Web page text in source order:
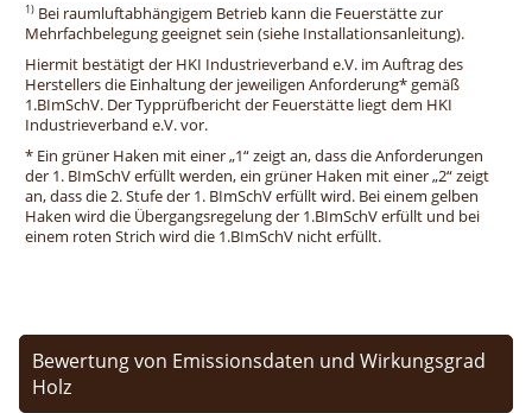
1) Bei raumluftabhängigem Betrieb kann die Feuerstätte zur
Mehrfachbelegung geeignet sein (siehe Installationsanleitung).
Hiermit bestätigt der HKI Industrieverband e.V. im Auftrag des
Herstellers die Einhaltung der jeweiligen Anforderung* gemäß
1.BImSchV. Der Typprüfbericht der Feuerstätte liegt dem HKI
Industrieverband e.V. vor.
* Ein grüner Haken mit einer „1“ zeigt an, dass die Anforderungen
der 1. BImSchV erfüllt werden, ein grüner Haken mit einer „2“ zeigt
an, dass die 2. Stufe der 1. BImSchV erfüllt wird. Bei einem gelben
Haken wird die Übergangsregelung der 1.BImSchV erfüllt und bei
einem roten Strich wird die 1.BImSchV nicht erfüllt.
Bewertung von Emissionsdaten und Wirkungsgrad
Holz